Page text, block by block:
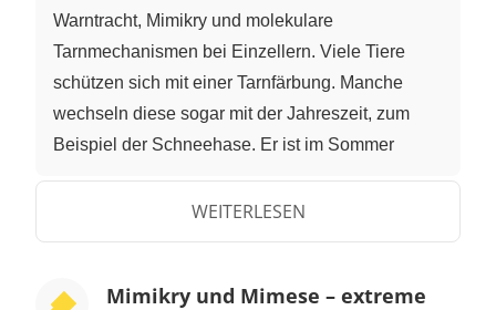
Warntracht, Mimikry und molekulare
Tarnmechanismen bei Einzellern. Viele Tiere
schützen sich mit einer Tarnfärbung. Manche
wechseln diese sogar mit der Jahreszeit, zum
Beispiel der Schneehase. Er ist im Sommer
Farbe noch schneller. Der Gemeine Tintenfisch
hat Zellen in der Haut, die verschiedene
Zellen dehnen sich aus oder ziehen sich
WEITERLESEN
Mimikry und Mimese – extreme